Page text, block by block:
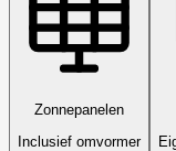
Zonnepanelen
Inclusief omvormer